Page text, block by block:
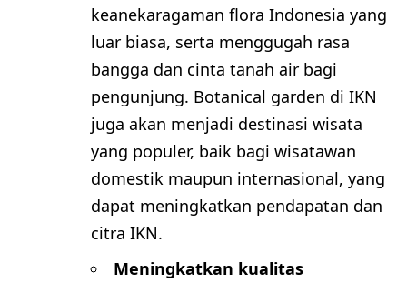
keanekaragaman flora Indonesia yang
luar biasa, serta menggugah rasa
bangga dan cinta tanah air bagi
pengunjung. Botanical garden di IKN
juga akan menjadi destinasi wisata
yang populer, baik bagi wisatawan
domestik maupun internasional, yang
dapat meningkatkan pendapatan dan
citra IKN.
Meningkatkan kualitas